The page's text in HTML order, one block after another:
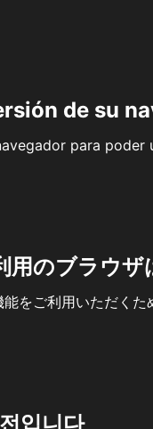
de su
para
用のブラウ
をご利用いただくた
입니다